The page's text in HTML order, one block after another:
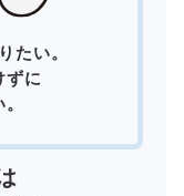
たい。
ずに